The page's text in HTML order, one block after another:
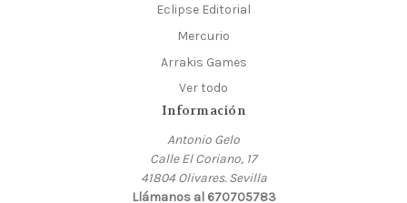
Eclipse Editorial
Mercurio
Arrakis Games
Ver todo
Información
Antonio Gelo
Calle El Coriano, 17
41804 Olivares. Sevilla
Llámanos al 670705783